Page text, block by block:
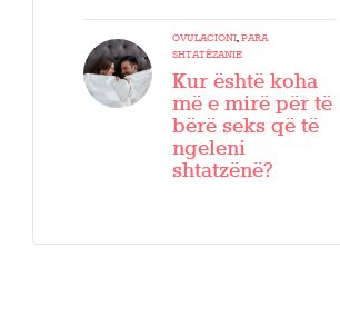
OVULACIONI,PARA
SHTATËZANIE
Kur është koha
më e mirë për të
bërë seks që të
ngeleni
shtatzënë?